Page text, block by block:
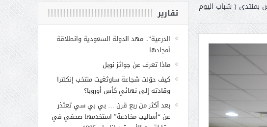
بمنتدى ( شباب اليوم تقارير
الدرعية”.. مهد الدولة السعودية وانطلاقة
أمجادها
ماذا تعرف عن جوائز نوبل
كيف حوّلت شجاعة ساوثغيت منتخب إنكلترا
وقادته إلى نهائي كأس أوروبا؟
بعد أكثر من ربع قرن … بي بي سي تعتذر
عن “أساليب مخادعة” استخدمها صحفي في